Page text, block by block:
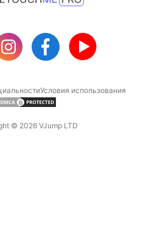
Условия использования
© 2026 VJump LTD